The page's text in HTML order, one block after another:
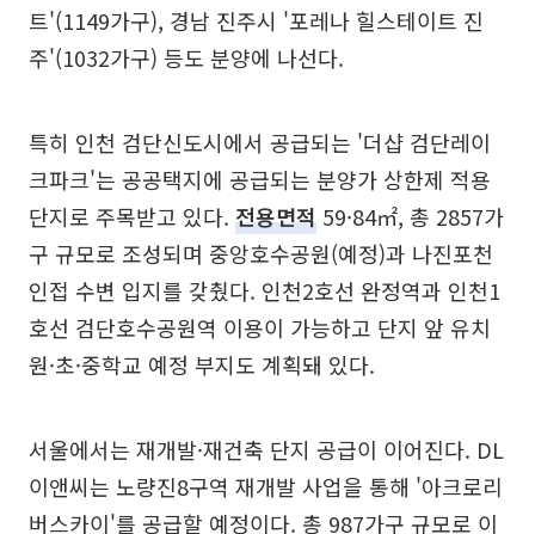
트'(1149가구), 경남 진주시 '포레나 힐스테이트 진
주'(1032가구) 등도 분양에 나선다.
특히 인천 검단신도시에서 공급되는 '더샵 검단레이
크파크'는 공공택지에 공급되는 분양가 상한제 적용
단지로 주목받고 있다. 전용면적 59·84㎡, 총 2857가
구 규모로 조성되며 중앙호수공원(예정)과 나진포천
인접 수변 입지를 갖췄다. 인천2호선 완정역과 인천1
호선 검단호수공원역 이용이 가능하고 단지 앞 유치
원·초·중학교 예정 부지도 계획돼 있다.
서울에서는 재개발·재건축 단지 공급이 이어진다. DL
이앤씨는 노량진8구역 재개발 사업을 통해 '아크로리
버스카이'를 공급할 예정이다. 총 987가구 규모로 이